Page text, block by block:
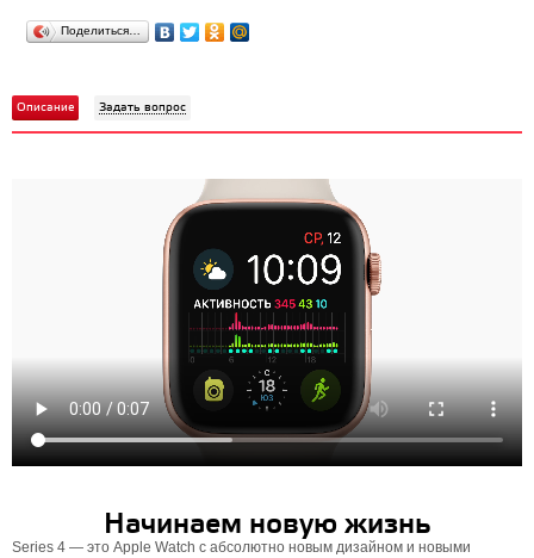
Поделиться…
Описание Задать вопрос
Начинаем новую жизнь
Series 4 — это Apple Watch с абсолютно новым дизайном и новыми